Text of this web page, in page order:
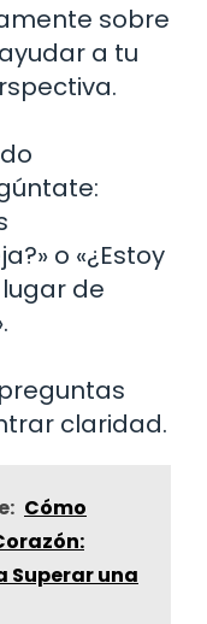
sobre
a tu
o «¿Estoy
de
claridad.
Cómo
Superar una